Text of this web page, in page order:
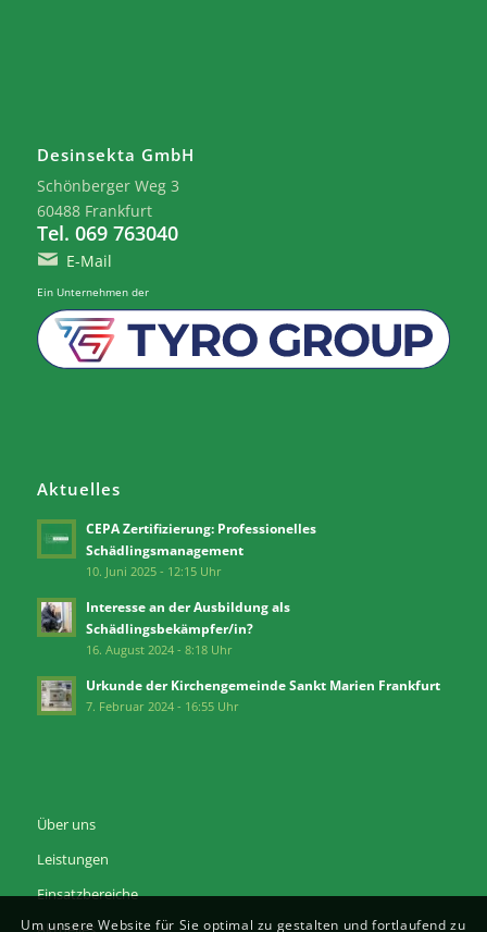
Desinsekta GmbH
Schönberger Weg 3
60488 Frankfurt
Tel. 069 763040
E-Mail
Ein Unternehmen der
Aktuelles
CEPA Zertifizierung: Professionelles
Schädlingsmanagement
10. Juni 2025 - 12:15 Uhr
Interesse an der Ausbildung als
Schädlingsbekämpfer/in?
16. August 2024 - 8:18 Uhr
Urkunde der Kirchengemeinde Sankt Marien Frankfurt
7. Februar 2024 - 16:55 Uhr
Über uns
Leistungen
Einsatzbereiche
Um unsere Website für Sie optimal zu gestalten und fortlaufend zu